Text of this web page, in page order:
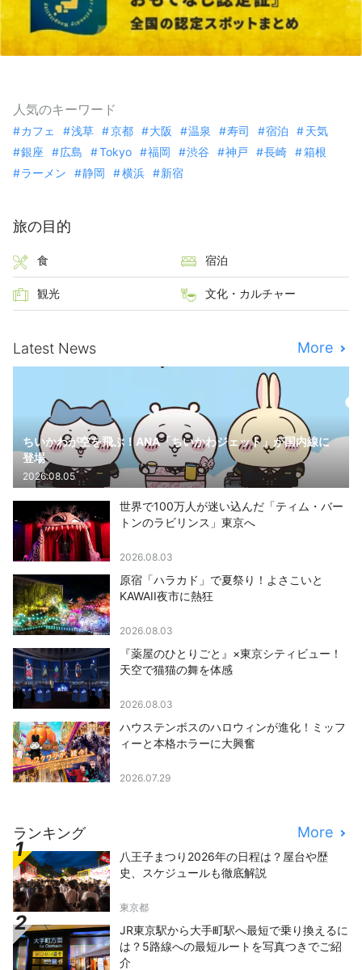
人気のキーワード
カフェ 浅草 京都 大阪 温泉 寿司 宿泊
天気
銀座
広島 Tokyo 福岡 渋谷 神戸 長崎
箱根
ラーメン
静岡 横浜 新宿
旅の目的
食 宿泊
観光 文化・カルチャー
Latest News More
ちいかわが空を飛ぶ！ANA「ちいかわジェット」が国内線に
登場
2026.08.05
世界で100万人が迷い込んだ「ティム・バー
トンのラビリンス」東京へ
2026.08.03
原宿「ハラカド」で夏祭り！よさこいと
KAWAII夜市に熱狂
2026.08.03
『薬屋のひとりごと』×東京シティビュー！
天空で猫猫の舞を体感
2026.08.03
ハウステンボスのハロウィンが進化！ミッフ
ィーと本格ホラーに大興奮
2026.07.29
ランキング More
八王子まつり2026年の日程は？屋台や歴
史、スケジュールも徹底解説
東京都
JR東京駅から大手町駅へ最短で乗り換えるに
は？5路線への最短ルートを写真つきでご紹
介